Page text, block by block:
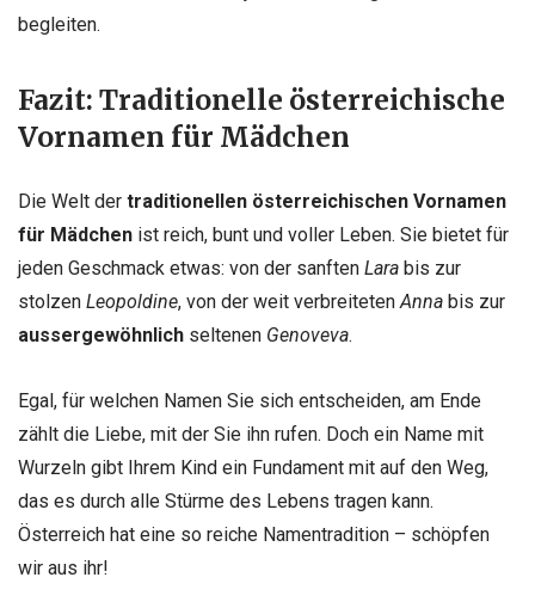
begleiten.
Fazit: Traditionelle österreichische
Vornamen für Mädchen
Die Welt der traditionellen österreichischen Vornamen
für Mädchen ist reich, bunt und voller Leben. Sie bietet für
jeden Geschmack etwas: von der sanften Lara bis zur
stolzen Leopoldine, von der weit verbreitetenAnna bis zur
aussergewöhnlich seltenen Genoveva.
Egal, für welchen Namen Sie sich entscheiden, am Ende
zählt die Liebe, mit der Sie ihn rufen. Doch ein Name mit
Wurzeln gibt Ihrem Kind ein Fundament mit auf den Weg,
das es durch alle Stürme des Lebens tragen kann.
Österreich hat eine so reiche Namentradition – schöpfen
wir aus ihr!